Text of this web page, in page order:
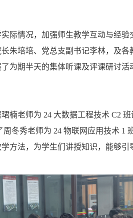
际情况，加强师生教学互动与经验
朱培培、党总支副书记李林，及各
为期半天的集体听课及评课研讨
楠老师为 24 大数据工程技术 C2
冬秀老师为 24 物联网应用技术 1
方法，为学生们讲授知识，能够引